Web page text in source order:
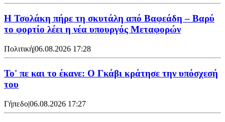
Η Τσολάκη πήρε τη σκυτάλη από Βαφεάδη – Βαρύ
το φορτίο λέει η νέα υπουργός Μεταφορών
Πολιτική|06.08.2026 17:28
Το' πε και το έκανε: Ο Γκάβι κράτησε την υπόσχεσή
του
Γήπεδο|06.08.2026 17:27